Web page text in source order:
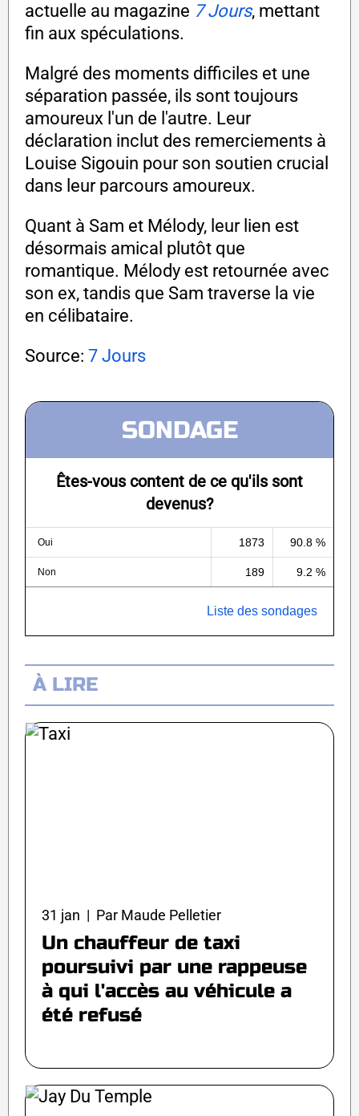
actuelle au magazine 7 Jours, mettant
fin aux spéculations.
Malgré des moments difficiles et une
séparation passée, ils sont toujours
amoureux l'un de l'autre. Leur
déclaration inclut des remerciements à
Louise Sigouin pour son soutien crucial
dans leur parcours amoureux.
Quant à Sam et Mélody, leur lien est
désormais amical plutôt que
romantique. Mélody est retournée avec
son ex, tandis que Sam traverse la vie
en célibataire.
Source: 7 Jours
SONDAGE
Êtes-vous content de ce qu'ils sont
devenus?
Oui 1873 90.8 %
Non 189 9.2 %
Liste des sondages
À LIRE
31 jan | Par Maude Pelletier
Un chauffeur de taxi
poursuivi par une rappeuse
à qui l'accès au véhicule a
été refusé